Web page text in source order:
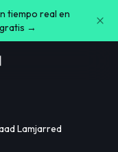
tiempo real en
→
Lamjarred